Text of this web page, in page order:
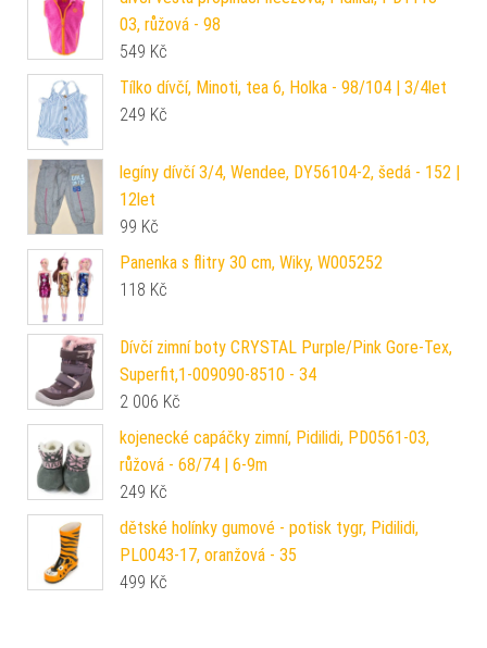
03, růžová - 98
549 Kč
Tílko dívčí, Minoti, tea 6, Holka - 98/104 | 3/4let
249 Kč
legíny dívčí 3/4, Wendee, DY56104-2, šedá - 152 |
12let
99 Kč
Panenka s flitry 30 cm, Wiky, W005252
118 Kč
Dívčí zimní boty CRYSTAL Purple/Pink Gore-Tex,
Superfit,1-009090-8510 - 34
2 006 Kč
kojenecké capáčky zimní, Pidilidi, PD0561-03,
růžová - 68/74 | 6-9m
249 Kč
dětské holínky gumové - potisk tygr, Pidilidi,
PL0043-17, oranžová - 35
499 Kč